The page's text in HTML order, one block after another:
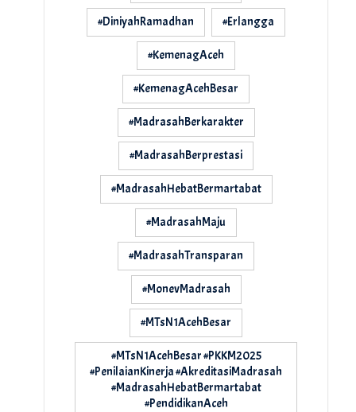
#DiniyahRamadhan #Erlangga
#KemenagAceh
#KemenagAcehBesar
#MadrasahBerkarakter
#MadrasahBerprestasi
#MadrasahHebatBermartabat
#MadrasahMaju
#MadrasahTransparan
#MonevMadrasah
#MTsN1AcehBesar
#MTsN1AcehBesar #PKKM2025
#PenilaianKinerja #AkreditasiMadrasah
#MadrasahHebatBermartabat
#PendidikanAceh